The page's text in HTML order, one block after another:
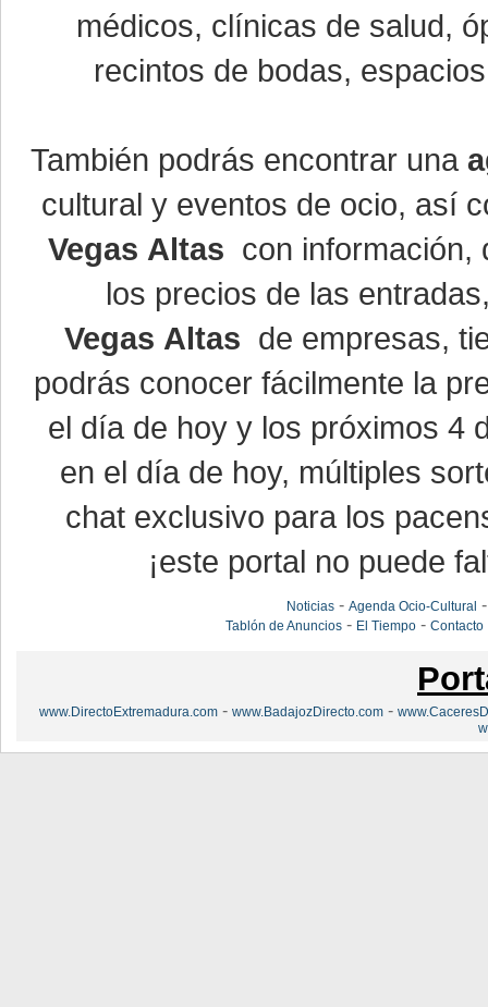
médicos, clínicas de salud,
recintos de bodas,
También podrás encontrar una
cultural y eventos de ocio, así
Vegas Altas con información,
los precios de las
Vegas Altas de empresas,
podrás conocer fácilmente la
el día de hoy y los próximos 4
en el día de hoy, múltiples
chat exclusivo para los
¡este portal no puede
Noticias -Agenda Ocio-Cultural
Tablón de Anuncios - El Tiempo -Contacto
www.DirectoExtremadura.com - www.BadajozDirecto.com -